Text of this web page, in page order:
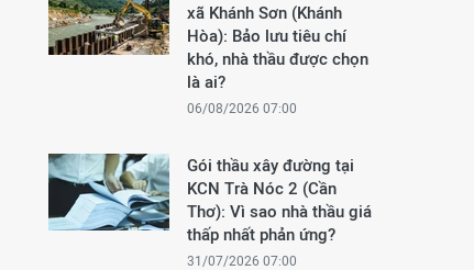
xã Khánh Sơn (Khánh
Hòa): Bảo lưu tiêu chí
khó, nhà thầu được chọn
là ai?
06/08/2026 07:00
Gói thầu xây đường tại
KCN Trà Nóc 2 (Cần
Thơ): Vì sao nhà thầu giá
thấp nhất phản ứng?
31/07/2026 07:00